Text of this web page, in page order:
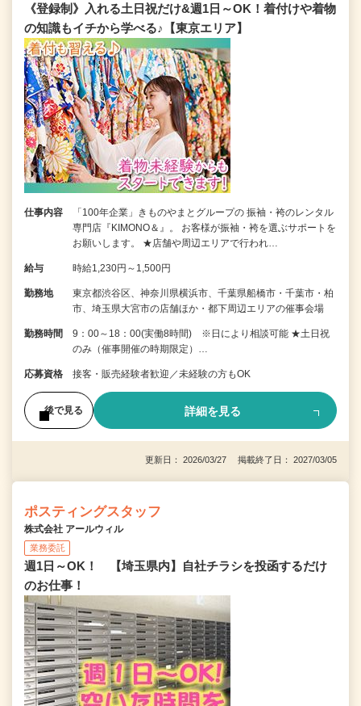
《登録制》入れる土日祝だけ&週1日～OK！着付けや着物
の知識もイチから学べる♪【東京エリア】
仕事内容
「100年企業」きものやまとグループの 振袖・袴のレンタル
専門店『KIMONO＆』。 お客様が振袖・袴を選ぶサポートを
お願いします。 ★店舗や周辺エリアで行われ…
給与 時給1,230円～1,500円
勤務地
東京都渋谷区、神奈川県横浜市、千葉県船橋市・千葉市・柏
市、埼玉県大宮市の店舗ほか・都下周辺エリアの催事会場
勤務時間
9：00～18：00(実働8時間) ※日により相談可能 ★土日祝
のみ（催事開催の時期限定）…
応募資格 接客・販売経験者歓迎／未経験の方もOK
後で見る 詳細を見る
更新日： 2026/03/27 掲載終了日： 2027/03/05
ポスティングスタッフ
株式会社 アールウィル
業務委託
週1日～OK！ 【埼玉県内】自社チラシを投函するだけ
のお仕事！